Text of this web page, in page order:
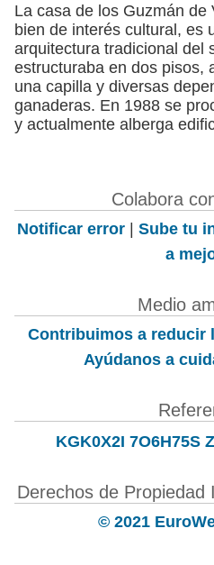
La casa de los Guzmán de
bien de interés cultural, es
arquitectura tradicional del
estructuraba en dos pisos,
una capilla y diversas
ganaderas. En 1988 se
y actualmente alberga
Colabora
Notificar error | Sube tu
a
Medio
Contribuimos a reducir
Ayúdanos a
KGK0X2I 7O6H75S
Derechos de Propiedad
© 2021